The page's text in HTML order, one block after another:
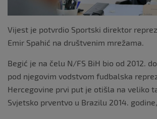
Vijest je potvrdio Sportski direktor
Emir Spahić na društvenim mrežama.
Begić je na čelu N/FS BiH bio od 2012.
pod njegovim vodstvom fudbalska
Hercegovine prvi put je otišla na veliko
Svjetsko prventvo u Brazilu 2014.